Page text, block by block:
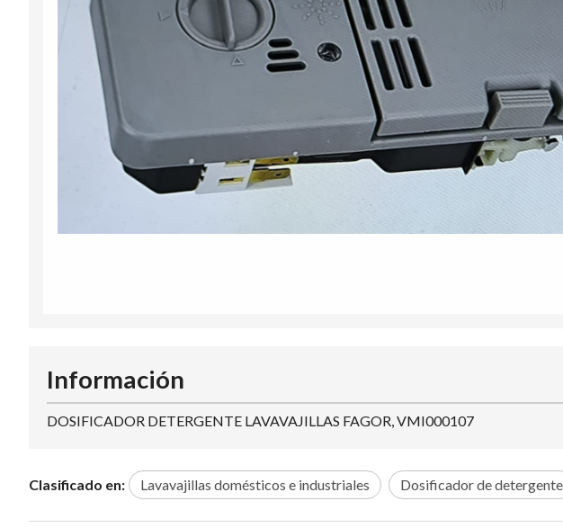
Información
DOSIFICADOR DETERGENTE LAVAVAJILLAS FAGOR, VMI000107
Clasificado en: Lavavajillas domésticos e industriales Dosificador de detergente